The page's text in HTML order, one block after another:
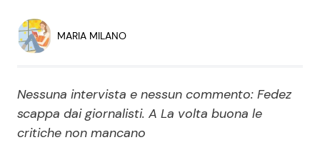
Economia
Persone Scomparse
Politica Reality e Talent
MARIA MILANO
Nessuna intervista e nessun commento: Fedez
scappa dai giornalisti. A La volta buona le
critiche non mancano